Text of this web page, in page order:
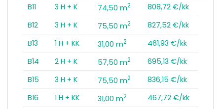
B11
3 H + K 74,50 m2
808,72 €/kk
B12
3 H + K 75,50 m2
827,52 €/kk
B13
1 H + KK 31,00 m2
461,93 €/kk
B14
2 H + K 57,50 m2
695,13 €/kk
B15
3 H + K 75,50 m2
836,15 €/kk
B16
1 H + KK 31,00 m2
467,72 €/kk